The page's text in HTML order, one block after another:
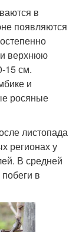
в
появляются
верхнюю
15 см.
и
росяные
листопада
регионах у
В средней
в